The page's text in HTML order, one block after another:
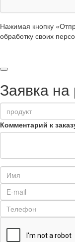
Нажимая кнопку
обработку своих
Заявка на
Комментарий к